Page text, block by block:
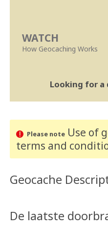
WATCH
How Geocaching Works
Looking for
Please noteUse of
terms and
Geocache
De laatste